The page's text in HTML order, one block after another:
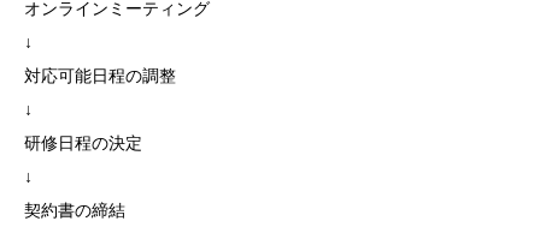
オンラインミーティング
↓
対応可能日程の調整
↓
研修日程の決定
↓
契約書の締結